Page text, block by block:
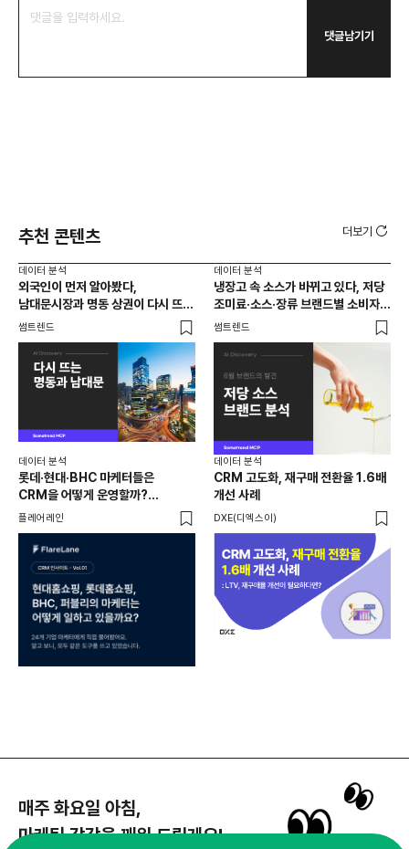
댓글남기기
추천 콘텐츠 더보기
데이터 분석
외국인이 먼저 알아봤다,
남대문시장과 명동 상권이 다시 뜨는
이유는 뭘까
썸트렌드
데이터 분석
냉장고 속 소스가 바뀌고 있다, 저당
조미료·소스·장류 브랜드별 소비자
반응 분석
썸트렌드
데이터 분석
롯데·현대·BHC 마케터들은
CRM을 어떻게 운영할까?
24개사가 직접 답한 마케팅 자동화
플레어레인
데이터 분석
CRM 고도화, 재구매 전환율 1.6배
개선 사례
DXE(디엑스이)
매주 화요일 아침,
마케팅 감각을 깨워 드릴게요!